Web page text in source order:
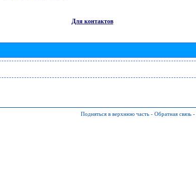
Для контактов
Подняться в верхнюю часть - Обратная связь -